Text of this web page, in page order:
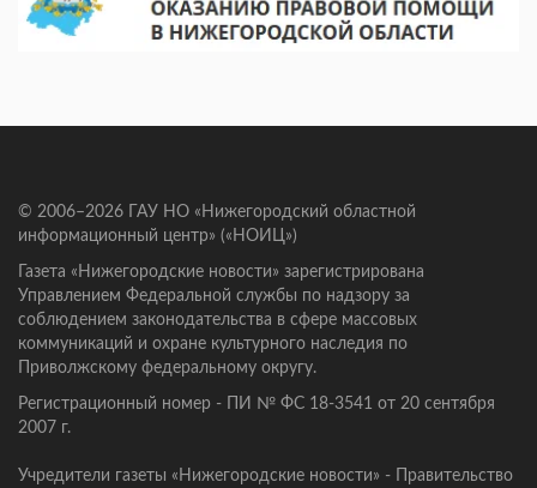
© 2006–2026 ГАУ НО «Нижегородский областной
информационный центр» («НОИЦ»)
Газета «Нижегородские новости» зарегистрирована
Управлением Федеральной службы по надзору за
соблюдением законодательства в сфере массовых
коммуникаций и охране культурного наследия по
Приволжскому федеральному округу.
Регистрационный номер - ПИ № ФС 18-3541 от 20 сентября
2007 г.
Учредители газеты «Нижегородские новости» - Правительство